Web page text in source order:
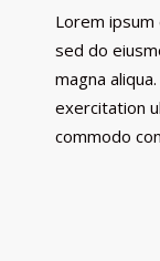
Lorem
sed do
magna
exercitation
commodo